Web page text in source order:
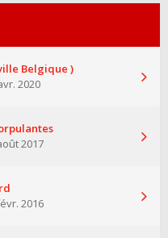
Belgique )
2020
2017
2016